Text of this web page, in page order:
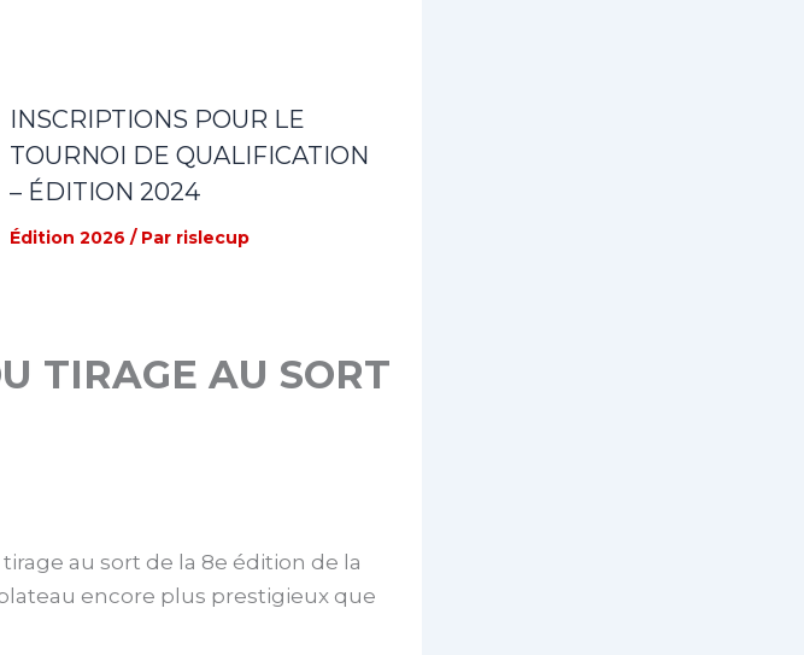
INSCRIPTIONS POUR LE
TOURNOI DE QUALIFICATION
– ÉDITION 2024
Édition 2026 / Par rislecup
TIRAGE AU SORT
au sort de la 8e édition de la
encore plus prestigieux que